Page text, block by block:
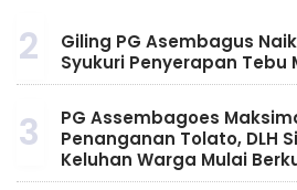
2
Giling PG Asembagus
Syukuri Penyerapan Tebu
3
PG Assembagoes
Penanganan Tolato, DLH
Keluhan Warga Mulai